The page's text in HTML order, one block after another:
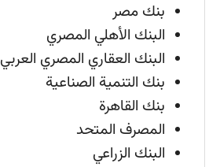
بنك مصر
البنك الأهلي المصري
البنك العقاري المصري العربي
بنك التنمية الصناعية
بنك القاهرة
المصرف المتحد
البنك الزراعي